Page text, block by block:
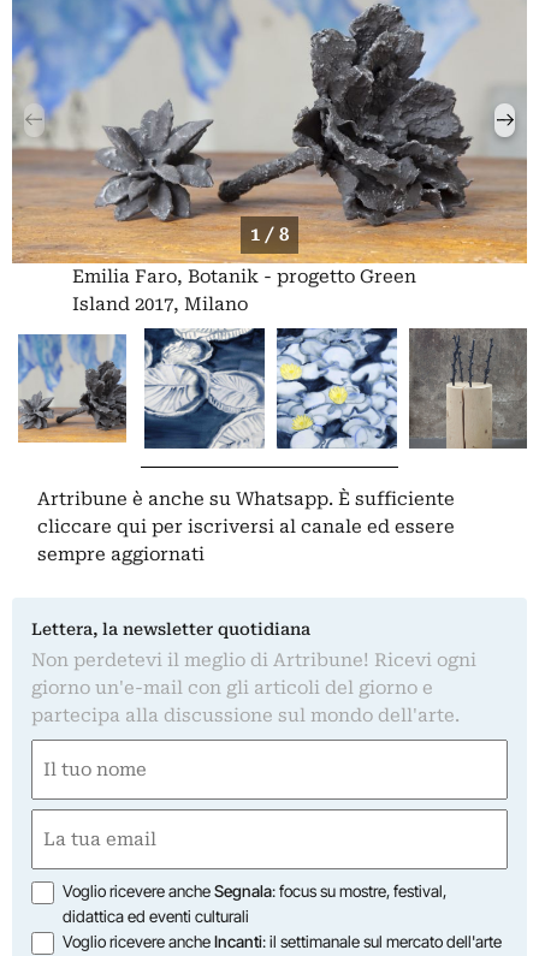
1 / 8
Emilia Faro, Botanik - progetto Green
Island 2017, Milano
Artribune è anche su Whatsapp. È sufficiente
cliccare qui per iscriversi al canale ed essere
sempre aggiornati
Lettera, la newsletter quotidiana
Non perdetevi il meglio di Artribune! Ricevi ogni
giorno un'e-mail con gli articoli del giorno e
partecipa alla discussione sul mondo dell'arte.
(Required)
First
(Required)
Opzioni
Voglio ricevere ancheSegnala: focus su mostre, festival,
didattica ed eventi culturali
Voglio ricevere ancheIncanti: il settimanale sul mercato dell'arte